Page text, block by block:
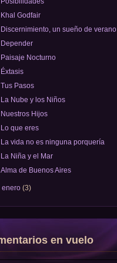
Khal Godfair
Discernimiento, un sueño de verano
Depender
Paisaje Nocturno
Éxtasis
Tus Pasos
La Nube y los Niños
Nuestros Hijos
Lo que eres
La vida no es ninguna porquería
La Niña y el Mar
Alma de Buenos Aires
enero(3)
en vuelo